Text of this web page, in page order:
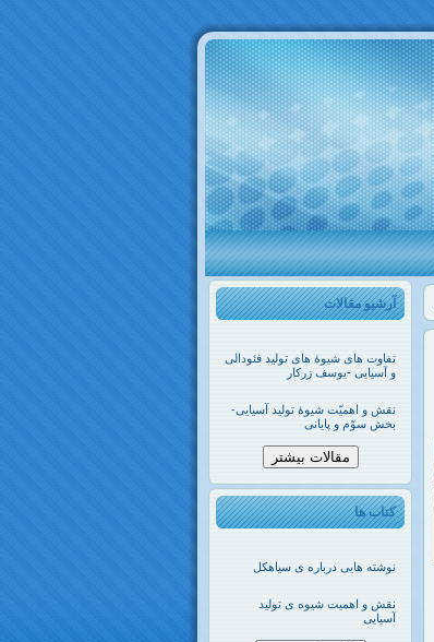
آرشیو مقالات
تفاوت های شیوۀ های تولید فئودالی
و آسیایی -یوسف زرکار
نقش و اهمیّت شیوۀ تولید آسیایی-
بخش سوّم و پایانی
مقالات بیشتر
کتاب ها
نوشته هایی درباره ی سیاهکل
نقش و اهمیت شیوه ی تولید
آسیایی